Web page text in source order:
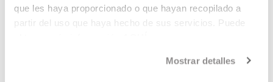
que les haya proporcionado o que hayan recopilado a
partir del uso que haya hecho de sus servicios. Puede
Mostrar detalles
11 JUN 2019